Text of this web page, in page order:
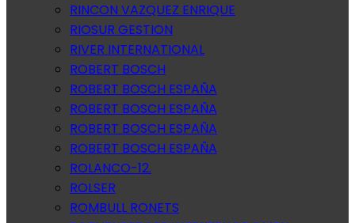
RINCON VAZQUEZ ENRIQUE
RIOSUR GESTION
RIVER INTERNATIONAL
ROBERT BOSCH
ROBERT BOSCH ESPAÑA
ROBERT BOSCH ESPAÑA
ROBERT BOSCH ESPAÑA
ROBERT BOSCH ESPAÑA
ROLANCO-12.
ROLSER
ROMBULL RONETS